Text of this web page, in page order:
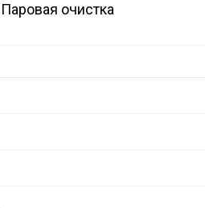
Паровая очистка